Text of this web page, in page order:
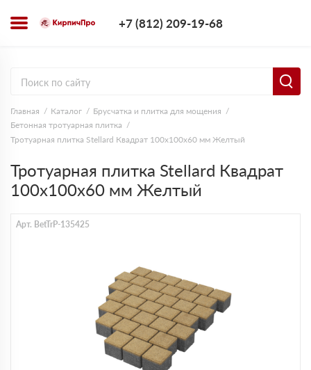
+7 (812) 209-19-68
Главная Каталог
Брусчатка и плитка для мощения
Бетонная тротуарная плитка
Тротуарная плитка Stellard Квадрат 100х100х60 мм Желтый
Тротуарная плитка Stellard Квадрат
100х100х60 мм Желтый
Арт. BetTrP-135425